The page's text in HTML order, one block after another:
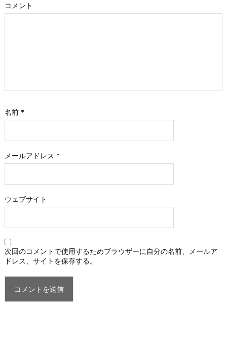
コメント
名前 *
メールアドレス *
ウェブサイト
次回のコメントで使用するためブラウザーに自分の名前、メールア
ドレス、サイトを保存する。